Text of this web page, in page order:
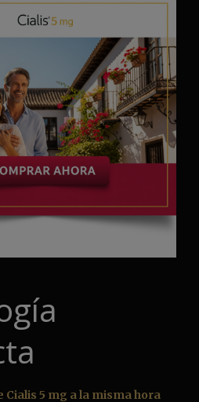
Cialis 5 mg a la misma hora